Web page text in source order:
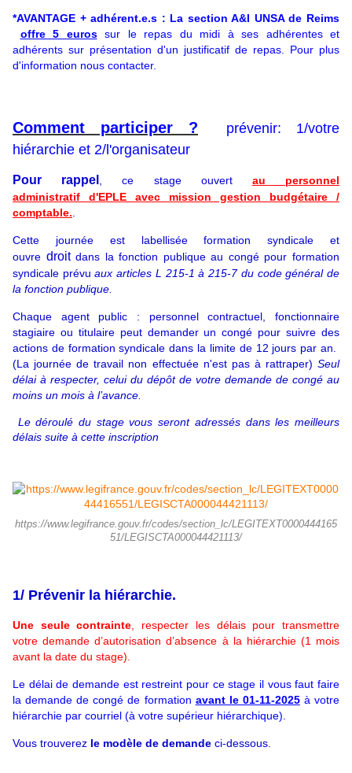
*AVANTAGE + adhérent.e.s : La section A&I UNSA de Reims
offre 5 euros sur le repas du midi à ses adhérentes et
adhérents sur présentation d'un justificatif de repas. Pour plus
d'information nous contacter.
Comment participer ?
prévenir: 1/votre
hiérarchie et 2/l'organisateur
Pour rappel , ce stage ouvert au personnel
administratif d'EPLE avec mission gestion budgétaire /
comptable.
Cette journée est labellisée formation syndicale et
ouvre droitdans la fonction publique au congé pour formation
syndicale prévuaux articles L 215-1 à 215-7 du code général de
la fonction publique.
Chaque agent public : personnel contractuel, fonctionnaire
stagiaire ou titulaire peut demander un congé pour suivre des
actions de formation syndicale dans la limite de 12 jours par an.
(La journée de travail non effectuée n'est pas à rattraper) Seul
délai à respecter, celui du dépôt de votre demande de congé au
moins un mois à l’avance.
Le déroulé du stage vous seront adressés dans les meilleurs
délais suite à cette inscription
https://www.legifrance.gouv.fr/codes/section_lc/LEGITEXT0000444165
51/LEGISCTA000044421113/
1/ Prévenir la hiérarchie.
Une seule contrainte , respecter les délais pour transmettre
votre demande d’autorisation d’absence à la hiérarchie (1 mois
avant la date du stage).
Le délai de demande est restreint pour ce stage il vous faut faire
la demande de congé de formation avant le 01-11-2025à votre
hiérarchie par courriel (à votre supérieur hiérarchique).
Vous trouverez le modèle de demande ci-dessous.